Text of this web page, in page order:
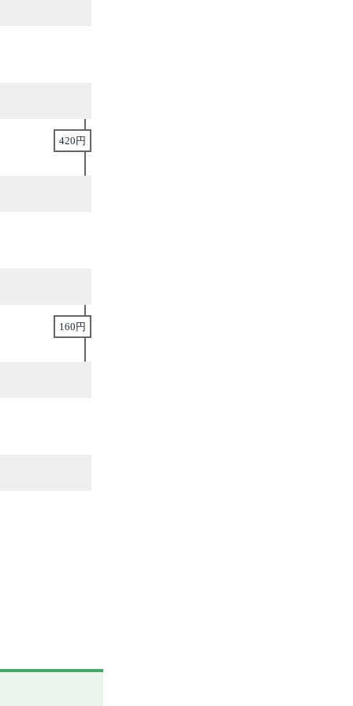
420円
160円